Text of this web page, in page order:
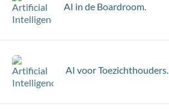
AI in de Boardroom.
AI voor Toezichthouders.